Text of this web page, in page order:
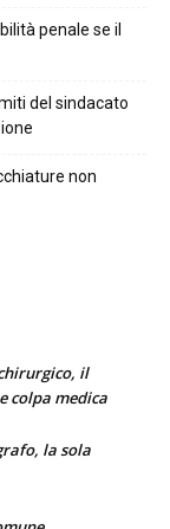
penale se il
del sindacato
non
il
colpa medica
la sola